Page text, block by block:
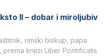
II – dobar i miroljubiv
rimski biskup, papa
prema knjizi Liber Pontificalis